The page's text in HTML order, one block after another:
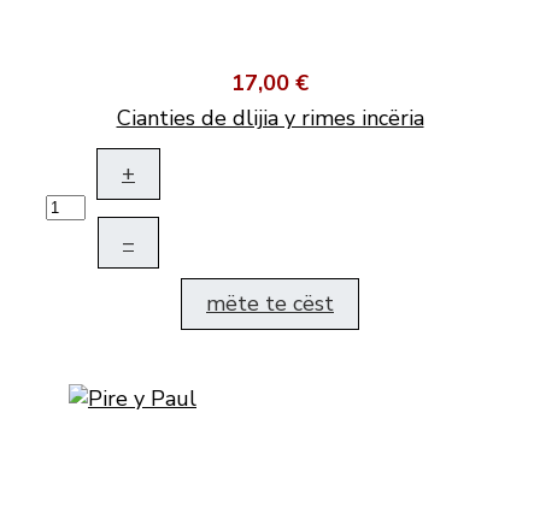
17,00 €
Cianties de dlijia y rimes incëria
+
–
mëte te cëst